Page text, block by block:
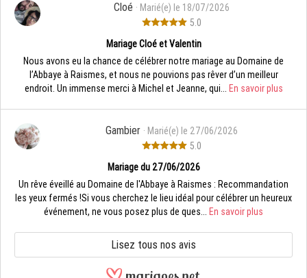
Cloé · Marié(e) le 18/07/2026
5.0
Mariage Cloé et Valentin
Nous avons eu la chance de célébrer notre mariage au Domaine de
l’Abbaye à Raismes, et nous ne pouvions pas rêver d’un meilleur
endroit. Un immense merci à Michel et Jeanne, qui... En savoir plus
Gambier · Marié(e) le 27/06/2026
5.0
Mariage du 27/06/2026
Un rêve éveillé au Domaine de l'Abbaye à Raismes : Recommandation
les yeux fermés ! ​Si vous cherchez le lieu idéal pour célébrer un heureux
événement, ne vous posez plus de ques... En savoir plus
Lisez tous nos avis